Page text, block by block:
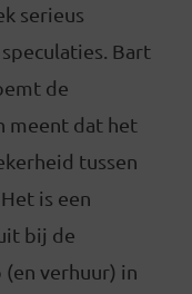
serieus
Bart
de
meent dat het
tussen
is een
bij de
verhuur) in